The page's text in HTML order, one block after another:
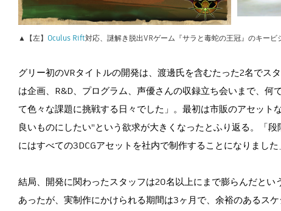
▲【左】 Oculus Rift対応、謎解き脱出VRゲーム『サラと毒蛇の王冠』のキー
グリー初のVRタイトルの開発は、渡邊氏を含むたった2名で
は企画、R&D、プログラム、声優さんの収録立ち会いまで、
て色々な課題に挑戦する日々でした」。最初は市販のアセッ
良いものにしたい"という欲求が大きくなったとふり返る。「
にはすべての3DCGアセットを社内で制作することになりました
結局、開発に関わったスタッフは20名以上にまで膨らんだと
あったが、実制作にかけられる期間は3ヶ月で、余裕のあるス